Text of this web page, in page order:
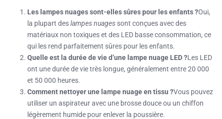
Les lampes nuages sont-elles sûres pour les enfants ?Oui,
la plupart deslampes nuages sont conçues avec des
matériaux non toxiques et des LED basse consommation, ce
qui les rend parfaitement sûres pour les enfants.
Quelle est la durée de vie d’une lampe nuage LED ?Les LED
ont une durée de vie très longue, généralement entre 20 000
et 50 000 heures.
Comment nettoyer une lampe nuage en tissu ?Vous pouvez
utiliser un aspirateur avec une brosse douce ou un chiffon
légèrement humide pour enlever la poussière.